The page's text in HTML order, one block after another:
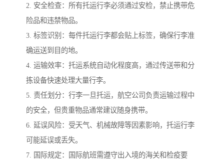
2. 安全检查：所有托运行李必须通过安检，禁止携带危
险品和违禁物品。
3. 标签识别：每件托运行李都会贴上标签，确保行李准
确运送到目的地。
4. 运输效率：托运系统自动化程度高，通过传送带和分
拣设备快速处理大量行李。
5. 责任划分：行李一旦托运，航空公司负责运输过程中
的安全，但贵重物品通常建议随身携带。
6. 延误风险：受天气、机械故障等因素影响，托运行李
可能延误或丢失。
7. 国际规定：国际航班需遵守出入境的海关和检疫要